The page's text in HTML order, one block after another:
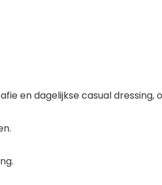
en dagelijkse casual dressing,